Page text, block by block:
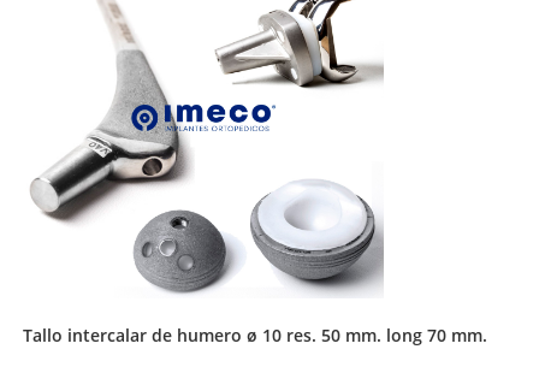
tallo intercalar de humero ø 10 res. 50 mm. long 70 mm.